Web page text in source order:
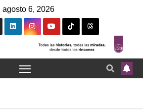
agosto 6, 2026